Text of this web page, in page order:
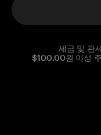
세금 및 관
$100.00원 이상